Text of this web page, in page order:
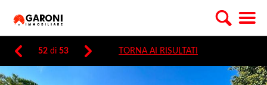
52 di 53 TORNA AI RISULTATI